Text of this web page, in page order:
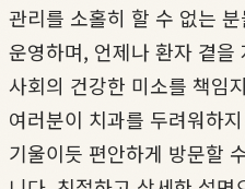
관리를 소홀히 할 수 없는
운영하며, 언제나 환자 곁을
사회의 건강한 미소를 책임
여러분이 치과를 두려워하
기울이듯 편안하게 방문할